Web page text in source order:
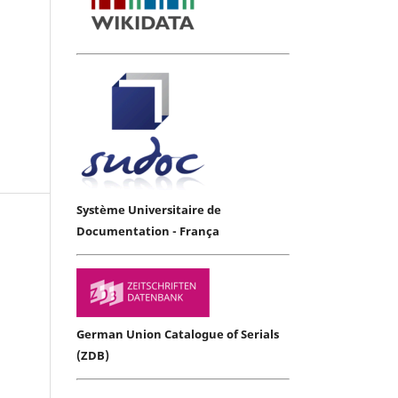
Système Universitaire de
Documentation - França
German Union Catalogue of Serials
(ZDB)